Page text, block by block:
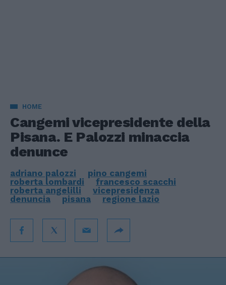
HOME
Cangemi vicepresidente della
Pisana. E Palozzi minaccia
denunce
adriano palozzi
pino cangemi
roberta lombardi
francesco scacchi
roberta angelilli
vicepresidenza
denuncia
pisana regione lazio